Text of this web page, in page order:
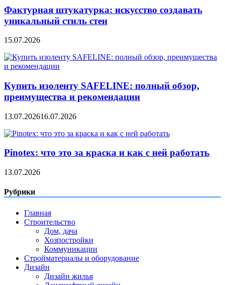
Фактурная штукатурка: искусство создавать
уникальный стиль стен
15.07.2026
Купить изоленту SAFELINE: полный обзор,
преимущества и рекомендации
13.07.202616.07.2026
Pinotex: что это за краска и как с ней работать
13.07.2026
Рубрики
Главная
Строительство
Дом, дача
Хозпостройки
Коммуникации
Стройматериалы и оборудование
Дизайн
Дизайн жилья